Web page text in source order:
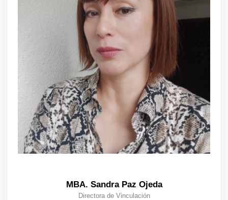
MBA. Sandra Paz Ojeda
Directora de Vinculación